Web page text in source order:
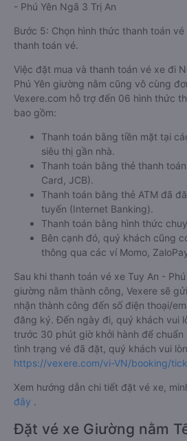
- Phú Yên Ngã 3 Trị An
Bước 5: Chọn hình thức thanh toán
thanh toán vé.
Việc đặt mua và thanh toán vé xe đi
Phú Yên giường nằm cũng vô cùng
Vexere.com hỗ trợ đến 06 hình thức
bao gồm:
Thanh toán bằng tiền mặt tại
siêu thị gần nhà.
Thanh toán bằng thẻ thanh
Card, JCB).
Thanh toán bằng thẻ ATM đã
tuyến (Internet Banking).
Thanh toán bằng hình thức
Bên cạnh đó, quý khách cũng
thông qua các ví Momo,
Sau khi thanh toán vé xe Tuy An -
giường nằm thành công, Vexere sẽ
nhận thành công đến số điện thoại/
đăng ký. Đến ngày đi, quý khách vui
trước 30 phút giờ khởi hành để chuẩn
tình trạng vé đã đặt, quý khách vui
https://vexere.com/vi-VN/booking/
Xem hướng dẫn chi tiết đặt vé xe,
đây .
Đặt vé xe Giường nằm